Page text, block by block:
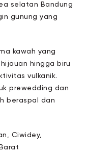
selatan Bandung
gunung yang
kawah yang
hingga biru
vulkanik.
prewedding dan
beraspal dan
Ciwidey,